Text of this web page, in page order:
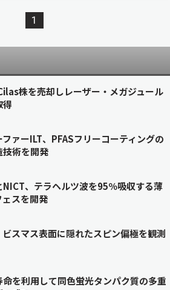
1
株を売却しレーザー・メガジュール
得
ァーILT、PFASフリーコーティングの
技術を開発
NICT、テラヘルツ波を95％吸収する薄
スを開発
スマス表面に隠れたスピン偏極を観測
を利用して同色蛍光タンパク質の多重